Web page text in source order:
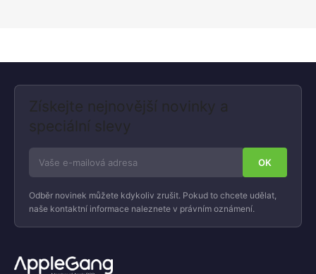
Získejte nejnovější novinky a
speciální slevy
Odběr novinek můžete kdykoliv zrušit. Pokud to chcete udělat,
naše kontaktní informace naleznete v právním oznámení.